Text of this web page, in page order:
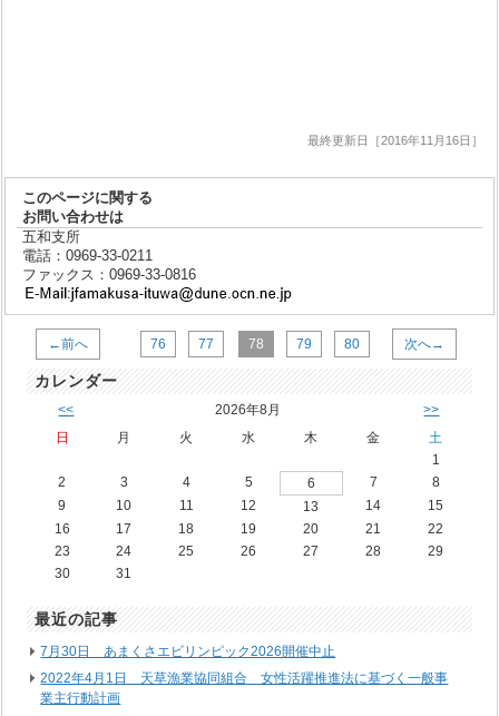
最終更新日［2016年11月16日］
このページに関する
お問い合わせは
五和支所
電話：0969-33-0211
ファックス：0969-33-0816
←前へ 76 77 78 79 80 次へ→
カレンダー
<< 2026年8月 >>
日 月 火 水 木 金
土
1
2
3 4 5 6 7
8
9
10 11 12 13 14
15
16
17 18 19 20 21
22
23
24 25 26 27 28
29
30
31
最近の記事
7月30日 あまくさエビリンピック2026開催中止
2022年4月1日 天草漁業協同組合 女性活躍推進法に基づく一般事
業主行動計画